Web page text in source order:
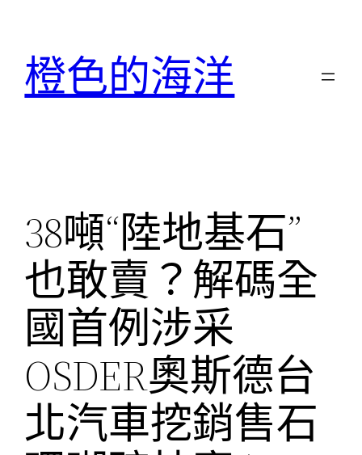
橙色的海洋
38噸“陸地基石”
也敢賣？解碼全
國首例涉采
OSDER奧斯德台
北汽車挖銷售石